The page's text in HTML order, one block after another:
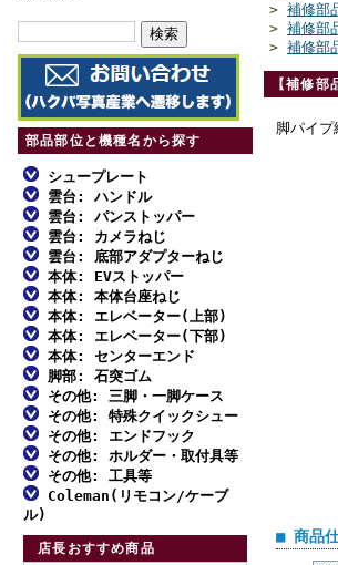
部品部位と機種名から探す
シュープレート
ファミリー三脚
アルミ三脚
ビデオ三脚
カーボン三脚
スタンド型一脚
一脚
雲台単品
アクセサリー
雲台: ハンドル
ファミリー三脚
アルミ三脚
ビデオ三脚
カーボン三脚
スタンド型一脚・一脚
雲台単品
アクセサリー
雲台: パンストッパー
ファミリー三脚
アルミ三脚
ビデオ三脚
カーボン三脚
スタンド型一脚・一脚
雲台単品
アクセサリー
雲台: カメラねじ
ファミリー三脚
アルミ三脚
カーボン三脚
雲台単品
アクセサリー
雲台: 底部アダプターねじ
MFスクリュー
対応一覧: ハンドル雲台
対応一覧: 自由雲台
対応一覧: アクセサリー
取付不能雲台
本体: EVストッパー
ファミリー三脚
アルミ三脚
ビデオ三脚
カーボン三脚
スタンド型一脚
アクセサリー
本体: 本体台座ねじ
アルミ三脚
カーボン三脚
スタンド型一脚・一脚
本体: エレベーター(上部)
アルミ三脚
ビデオ三脚
カーボン三脚
アクセサリー
本体: エレベーター(下部)
アルミ三脚
ビデオ三脚
カーボン三脚
アクセサリー
本体: センターエンド
アルミ三脚
ビデオ三脚
カーボン三脚01
カーボン三脚02
アクセサリー
脚部: 石突ゴム
ファミリー三脚
アルミ三脚
ビデオ三脚
カーボン三脚
一脚
その他: 三脚・一脚ケース
ファミリー三脚
アルミ三脚
ビデオ三脚
カーボン三脚02
その他: 特殊クイックシュー
ダボ式シュー
その他: エンドフック
エンドフック
その他: ホルダー・取付具等
ホルダー・取付具等
その他: 工具等
工具類
Coleman(リモコン/ケーブ
ル)
付属リモコン
店長おすすめ商品
> 補修部
> 補修部
> 補修部
【補修
脚パイプ
■ 商品